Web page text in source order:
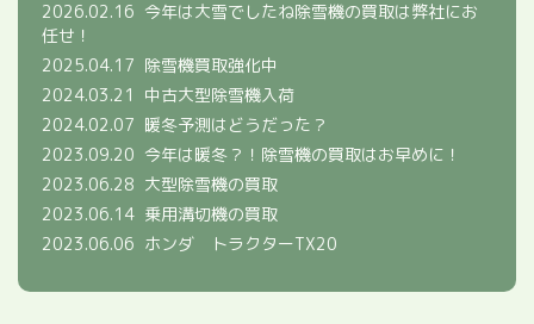
2026.02.16 今年は大雪でしたね除雪機の買取は弊社にお
任せ！
2025.04.17 除雪機買取強化中
2024.03.21
中古大型除雪機入荷
2024.02.07 暖冬予測はどうだった？
2023.09.20 今年は暖冬？！除雪機の買取はお早めに！
2023.06.28 大型除雪機の買取
2023.06.14 乗用溝切機の買取
2023.06.06 ホンダ トラクターTX20